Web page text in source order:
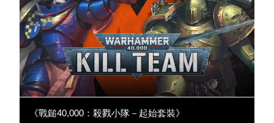
《戰鎚40,000：殺戮小隊－起始套裝》